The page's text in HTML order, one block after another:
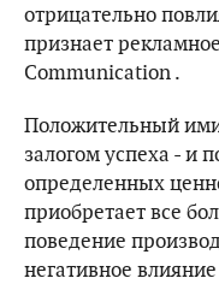
отрицательно
признает
Communication .
Положительный
залогом успеха - и
определенных
приобретает все
поведение
негативное